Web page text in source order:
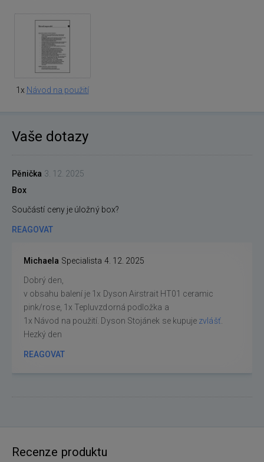
1x Návod na použití
Vaše dotazy
Pěnička 3. 12. 2025
Box
Součástí ceny je úložný box?
REAGOVAT
Michaela Specialista 4. 12. 2025
Dobrý den,
v obsahu balení je 1x Dyson Airstrait HT01 ceramic
pink/rose, 1x Tepluvzdorná podložka a
1x Návod na použití. Dyson Stojánek se kupuje zvlášť.
Hezký den
REAGOVAT
Recenze produktu